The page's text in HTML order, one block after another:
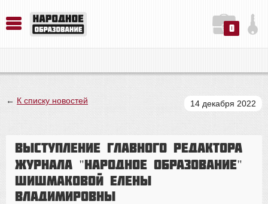
0
← К списку новостей 14 декабря 2022
Выступление главного редактора
журнала "Народное образование"
Шишмаковой Елены
Владимировны